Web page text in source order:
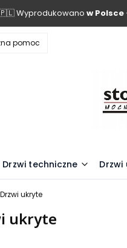
Wyprodukowano w Polsce
pomoc
Drzwi techniczne Drzwi
Drzwi ukryte
ukryte